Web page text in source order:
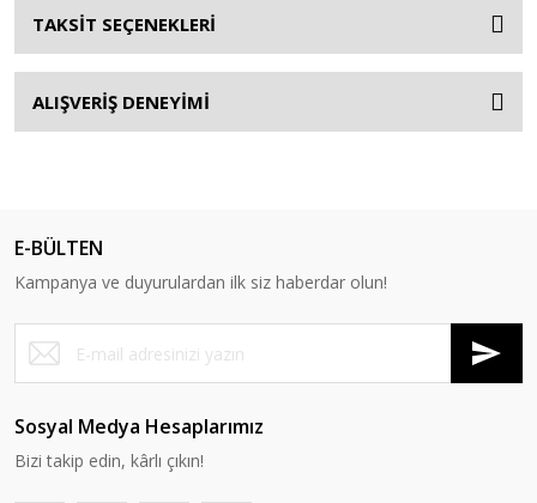
TAKSİT SEÇENEKLERİ
ALIŞVERİŞ DENEYİMİ
E-BÜLTEN
Kampanya ve duyurulardan ilk siz haberdar olun!
Sosyal Medya Hesaplarımız
Bizi takip edin, kârlı çıkın!